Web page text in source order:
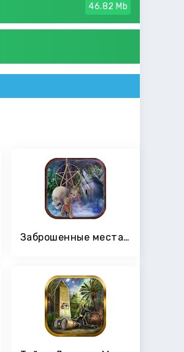
46.82 Mb
Заброшенные места Скрытые предметы игры бесплатно